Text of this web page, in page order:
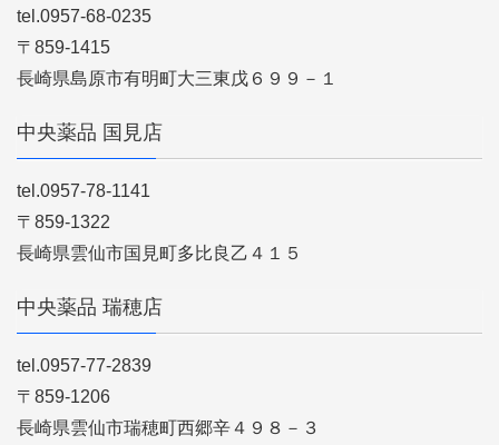
tel.0957-68-0235
〒859-1415
長崎県島原市有明町大三東戊６９９－１
中央薬品 国見店
tel.0957-78-1141
〒859-1322
長崎県雲仙市国見町多比良乙４１５
中央薬品 瑞穂店
tel.0957-77-2839
〒859-1206
長崎県雲仙市瑞穂町西郷辛４９８－３